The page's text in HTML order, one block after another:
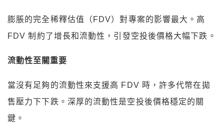
膨脹的完全稀釋估值（FDV）對專案的影響最大。高
FDV 制約了增長和流動性，引發空投後價格大幅下跌。
流動性至關重要
當沒有足夠的流動性來支援高 FDV 時，許多代幣在拋
售壓力下下跌。深厚的流動性是空投後價格穩定的關
鍵。